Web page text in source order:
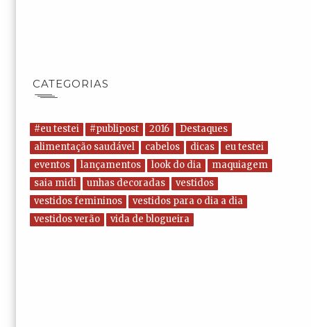
CATEGORIAS
#eu testei #publipost 2016
Destaques
alimentação saudável
cabelos dicas
eu testei
eventos
lançamentos look do dia
maquiagem
saia midi
unhas decoradas
vestidos
vestidos femininos
vestidos para o dia a dia
vestidos verão
vida de blogueira